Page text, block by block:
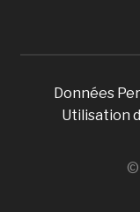
Données
Utilisation
©